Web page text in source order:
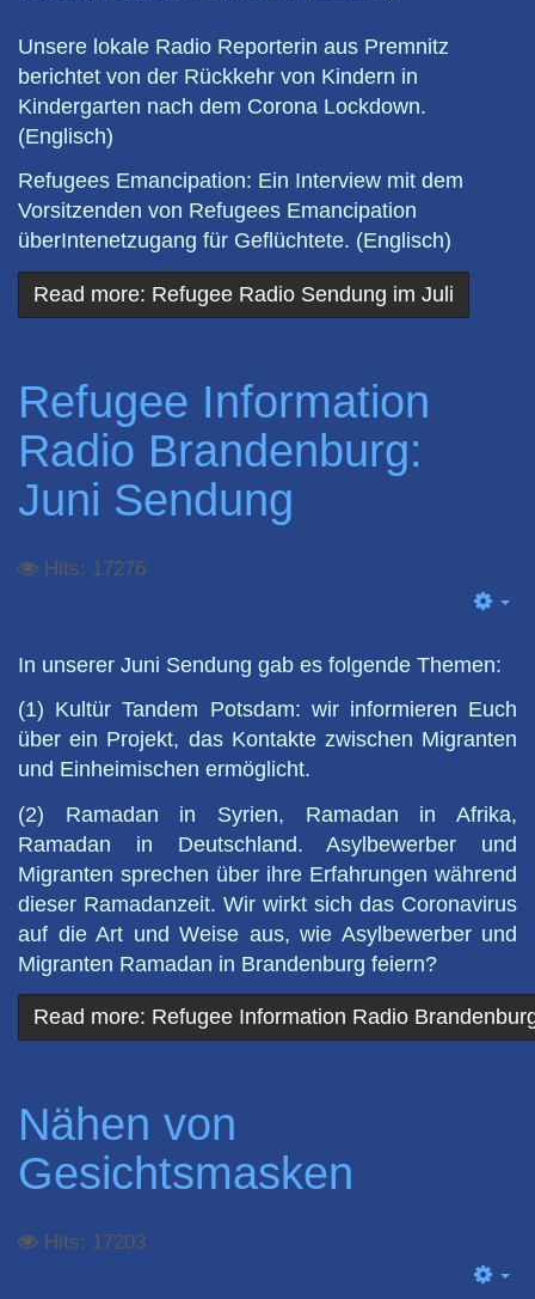
Unsere lokale Radio Reporterin aus Premnitz
berichtet von der Rückkehr von Kindern in
Kindergarten nach dem Corona Lockdown.
(Englisch)
Refugees Emancipation: Ein Interview mit dem
Vorsitzenden von Refugees Emancipation
überIntenetzugang für Geflüchtete. (Englisch)
Read more: Refugee Radio Sendung im Juli
Refugee Information
Radio Brandenburg:
Juni Sendung
Hits: 17276
In unserer Juni Sendung gab es folgende Themen:
(1) Kultür Tandem Potsdam: wir informieren Euch
über ein Projekt, das Kontakte zwischen Migranten
und Einheimischen ermöglicht.
(2) Ramadan in Syrien, Ramadan in Afrika,
Ramadan in Deutschland. Asylbewerber und
Migranten sprechen über ihre Erfahrungen während
dieser Ramadanzeit. Wir wirkt sich das Coronavirus
auf die Art und Weise aus, wie Asylbewerber und
Migranten Ramadan in Brandenburg feiern?
Read more: Refugee Information Radio
Nähen von
Gesichtsmasken
Hits: 17203